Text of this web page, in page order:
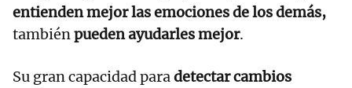
entienden mejor las emociones de los demás,
también pueden ayudarles mejor.
Su gran capacidad para detectar cambios